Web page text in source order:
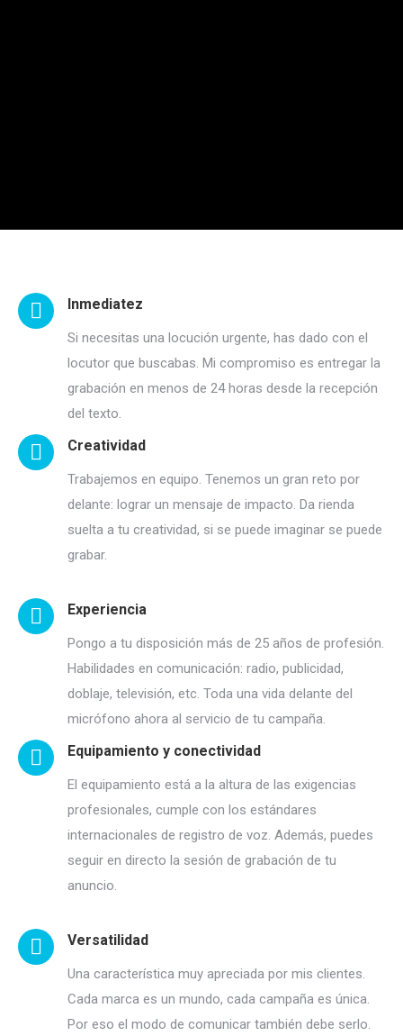
Inmediatez
Si necesitas una locución urgente, has dado con el
locutor que buscabas. Mi compromiso es entregar la
grabación en menos de 24 horas desde la recepción
del texto.
Creatividad
Trabajemos en equipo. Tenemos un gran reto por
delante: lograr un mensaje de impacto. Da rienda
suelta a tu creatividad, si se puede imaginar se puede
grabar.
Experiencia
Pongo a tu disposición más de 25 años de profesión.
Habilidades en comunicación: radio, publicidad,
doblaje, televisión, etc. Toda una vida delante del
micrófono ahora al servicio de tu campaña.
Equipamiento y conectividad
El equipamiento está a la altura de las exigencias
profesionales, cumple con los estándares
internacionales de registro de voz. Además, puedes
seguir en directo la sesión de grabación de tu
anuncio.
Versatilidad
Una característica muy apreciada por mis clientes.
Cada marca es un mundo, cada campaña es única.
Por eso el modo de comunicar también debe serlo.